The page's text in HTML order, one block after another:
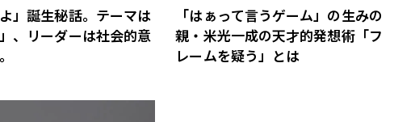
」誕生秘話。テーマは
、リーダーは社会的意
「はぁって言うゲーム」の生みの
親・米光一成の天才的発想術「フ
レームを疑う」とは